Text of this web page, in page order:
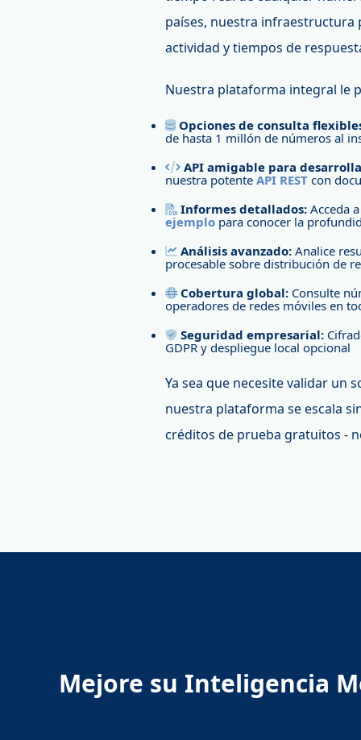
países, nuestra infraestructura
actividad y tiempos de
Nuestra plataforma integral le
Opciones de consulta
de hasta 1 millón de números al
API amigable para
nuestra potente API REST con
Informes detallados: Acceda
ejemplo para conocer la
Análisis avanzado: Analice
procesable sobre distribución de
Cobertura global: Consulte
operadores de redes móviles en
Seguridad empresarial:
GDPR y despliegue local opcional
Ya sea que necesite validar un
nuestra plataforma se escala
créditos de prueba gratuitos -
Mejore su Inteligencia